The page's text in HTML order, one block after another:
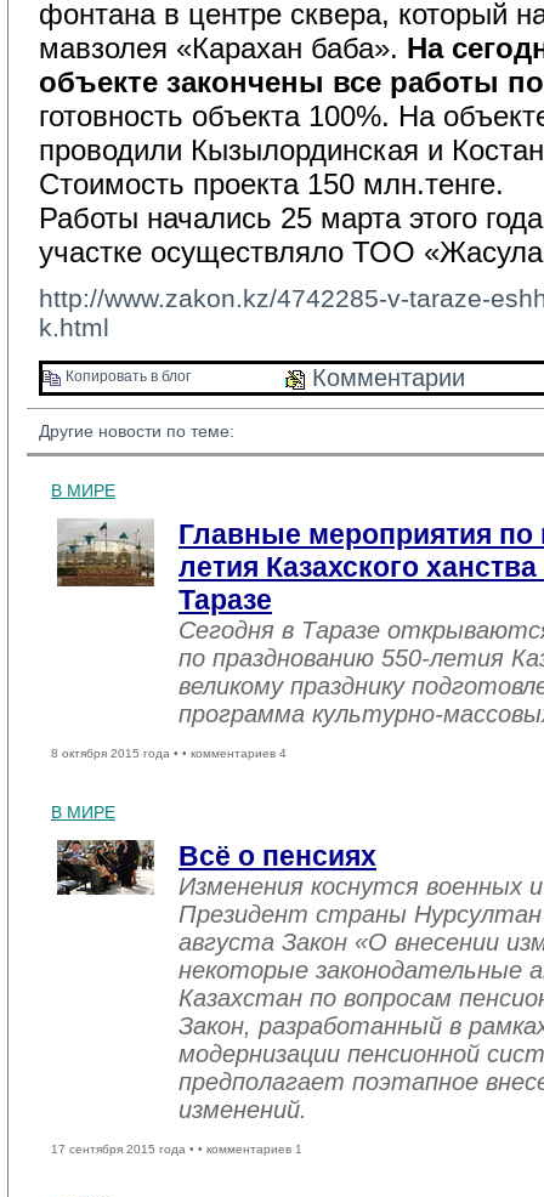
фонтана в центре сквера, который
мавзолея «Карахан баба». На
объекте закончены все работы
готовность объекта 100%. На
проводили Кызылординская и
Стоимость проекта 150 млн.тенге.
Работы начались 25 марта этого
участке осуществляло ТОО
http://www.zakon.kz/4742285-v-taraze-
k.html
Копировать в блог Комментарии
Другие новости по теме:
В МИРЕ
Главные мероприятия
летия Казахского
Таразе
Сегодня в Таразе
по празднованию 550-летия
великому празднику
программа культурно-
8 октября 2015 года • • комментариев 4
В МИРЕ
Всё о пенсиях
Изменения коснутся военных
Президент страны Нурсултан
августа Закон «О внесении
некоторые законодательные
Казахстан по вопросам
Закон, разработанный в
модернизации пенсионной
предполагает поэтапное
изменений.
17 сентября 2015 года • • комментариев 1